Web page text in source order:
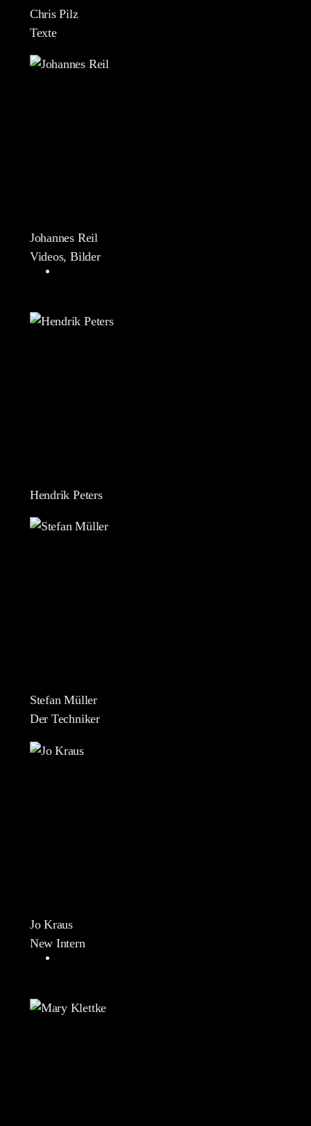
Chris Pilz
Texte
Johannes Reil
Videos, Bilder
Hendrik Peters
Stefan Müller
Der Techniker
Jo Kraus
New Intern